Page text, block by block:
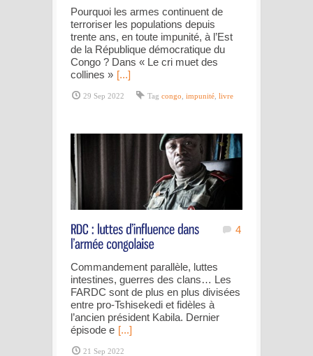
Pourquoi les armes continuent de
terroriser les populations depuis
trente ans, en toute impunité, à l’Est
de la République démocratique du
Congo ? Dans « Le cri muet des
collines » [...]
29 Sep 2022 Tag congo impunité livre
4
Commandement parallèle, luttes
intestines, guerres des clans… Les
FARDC sont de plus en plus divisées
entre pro-Tshisekedi et fidèles à
l’ancien président Kabila. Dernier
épisode e [...]
21 Sep 2022